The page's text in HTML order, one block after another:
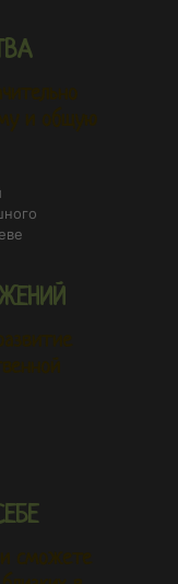
и общую
сможете